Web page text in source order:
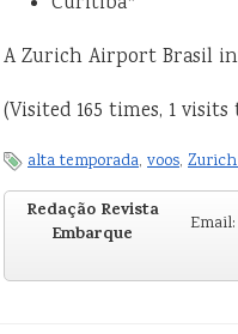
A Zurich Airport Brasil
(Visited 165 times, 1 visits
alta temporada, voos,
Redação Revista
Embarque